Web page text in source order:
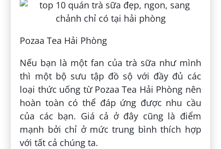
Pozaa Tea Hải Phòng
Nếu bạn là một fan của trà sữa như mình
thì một bộ sưu tập đồ sộ với đầy đủ các
loại thức uống từ Pozaa Tea Hải Phòng nên
hoàn toàn có thể đáp ứng được nhu cầu
của các bạn. Giá cả ở đây cũng là điểm
mạnh bởi chỉ ở mức trung bình thích hợp
với tất cả chúng ta.